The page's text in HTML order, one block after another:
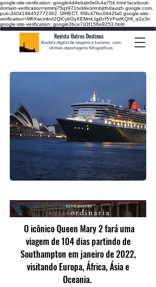
google-site-verification: google4d4ebab0e0c4a754.html facebook-
domain-verification=pmmj75qz971tvd4eomnbjtthdauizh google.com,
pub-3404198452772362, DIRECT, f08c47fec0942fa0 google-site-
verification=M6XwcmbvI2QlCybGyXEMmLIgj0cf5VFsdKQHl_q2o3o
google-site-verification: google3bce7d3f156e9253.html
Revista Outros Destinos
Revista digital de viagens e turismo com
ótimas reportagens fotográficas
O icônico Queen Mary 2 fará uma
viagem de 104 dias partindo de
Southampton em janeiro de 2022,
visitando Europa, África, Ásia e
Oceania.